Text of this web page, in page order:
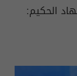
الحكيم: